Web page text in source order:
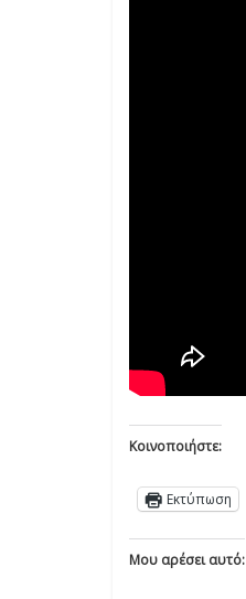
Κοινοποιήστε:
Εκτύπωση
Μου αρέσει αυτό: